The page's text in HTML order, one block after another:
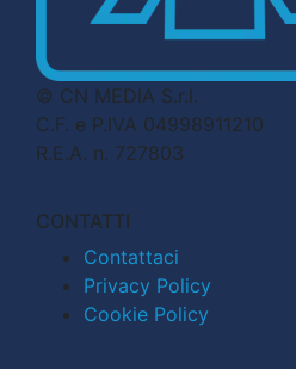
© CN MEDIA S.r.l.
C.F. e P.IVA 04998911210
R.E.A. n. 727803
CONTATTI
Contattaci
Privacy Policy
Cookie Policy